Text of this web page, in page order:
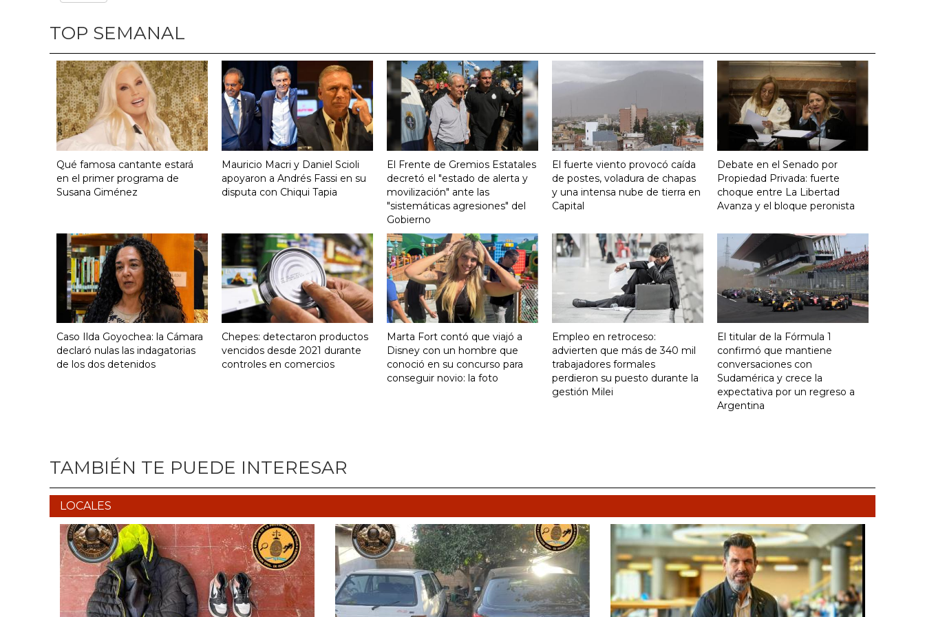
TOP SEMANAL
Qué famosa cantante estará
en el primer programa de
Susana Giménez
Mauricio Macri y Daniel Scioli
apoyaron a Andrés Fassi en su
disputa con Chiqui Tapia
El Frente de Gremios Estatales
decretó el "estado de alerta y
movilización" ante las
"sistemáticas agresiones" del
Gobierno
El fuerte viento provocó caída
de postes, voladura de chapas
y una intensa nube de tierra en
Capital
Debate en el Senado por
Propiedad Privada: fuerte
choque entre La Libertad
Avanza y el bloque peronista
Caso Ilda Goyochea: la Cámara
declaró nulas las indagatorias
de los dos detenidos
Chepes: detectaron productos
vencidos desde 2021 durante
controles en comercios
Marta Fort contó que viajó a
Disney con un hombre que
conoció en su concurso para
conseguir novio: la foto
Empleo en retroceso:
advierten que más de 340 mil
trabajadores formales
perdieron su puesto durante la
gestión Milei
El titular de la Fórmula 1
confirmó que mantiene
conversaciones con
Sudamérica y crece la
expectativa por un regreso a
Argentina
TAMBIÉN TE PUEDE INTERESAR
LOCALES